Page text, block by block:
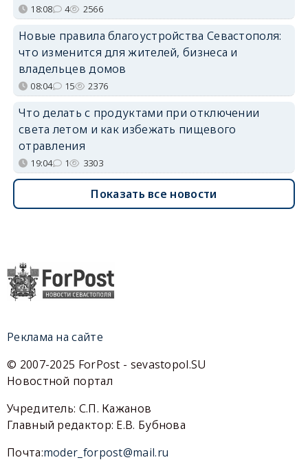
18:08 4 2566
Новые правила благоустройства Севастополя:
что изменится для жителей, бизнеса и
владельцев домов
08:04 15 2376
Что делать с продуктами при отключении
света летом и как избежать пищевого
отравления
19:04 1 3303
Показать все новости
Реклама на сайте
© 2007-2025 ForPost - sevastopol.SU
Новостной портал
Учредитель: С.П. Кажанов
Главный редактор: Е.В. Бубнова
Почта:moder_forpost@mail.ru